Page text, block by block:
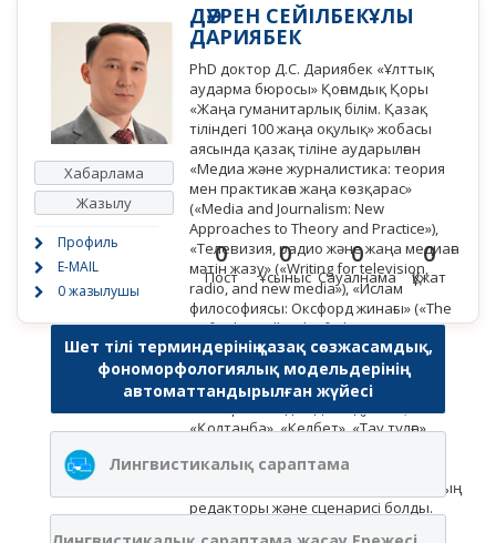
Хабарлама
Жазылу
Профиль
E-MAIL
0 жазылушы
ДӘУРЕН СЕЙІЛБЕКҰЛЫ
ДАРИЯБЕК
PhD доктор Д.С. Дариябек «Ұлттық
аударма бюросы» Қоғамдық Қоры
«Жаңа гуманитарлық білім. Қазақ
тіліндегі 100 жаңа оқулық» жобасы
аясында қазақ тіліне аударылған
«Медиа және журналистика: теория
мен практикаға жаңа көзқарас»
(«Media and Journalism: New
Approaches to Theory and Practice»),
«Телевизия, радио және жаңа медиаға
мәтін жазу» («Writing for television,
radio, and new media»), «Ислам
философиясы: Оксфорд жинағы» («The
Oxford Handbook of Islamic
Philosophy») кітаптарының әдеби
редакторы, жауапты шығарушысы
болды. «Қазақстан» Ұлттық
телеарнасында «Дала-думан»,
«Қолтаңба», «Келбет», «Тау тұлға»,
«Ғибратты ғұмыр», «Кітапхана»,
«Өркениет» секілді бағдарламалардың
редакторы және сценарисі болды.
0
Пост
0
Ұсыныс
0
Сауалнама
0
Құжат
Шет тілі терминдерінің қазақ сөзжасамдық,
фономорфологиялық модельдерінің
автоматтандырылған жүйесі
Лингвистикалық сараптама